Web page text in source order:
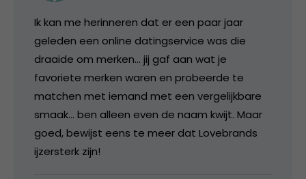
Ik kan me herinneren dat er een paar jaar
geleden een online datingservice was die
draaide om merken… jij gaf aan wat je
favoriete merken waren en probeerde te
matchen met iemand met een vergelijkbare
smaak… ben alleen even de naam kwijt. Maar
goed, bewijst eens te meer dat Lovebrands
ijzersterk zijn!